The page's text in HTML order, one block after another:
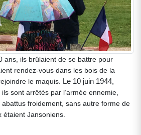
ans, ils brûlaient de se battre pour
rendez-vous dans les bois de la
le maquis. Le 10 juin 1944,
sont arrêtés par l’armée ennemie,
froidement, sans autre forme de
étaient Jansoniens.